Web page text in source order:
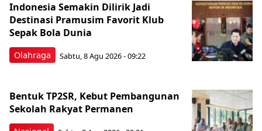
Olahraga
Indonesia Semakin Dilirik Jadi
Destinasi Pramusim Favorit Klub
Sepak Bola Dunia
Sabtu, 8 Agu 2026 - 09:22
Bentuk TP2SR, Kebut Pembangunan
Sekolah Rakyat Permanen